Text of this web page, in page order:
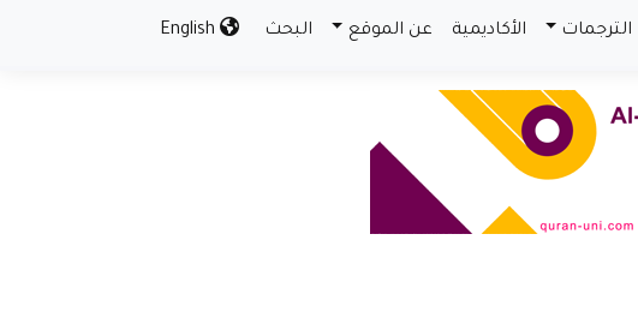
الترجمات الأكاديمية عن الموقع البحث